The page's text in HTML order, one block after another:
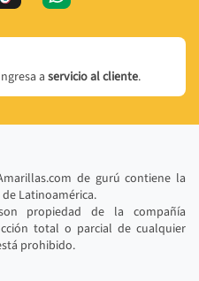
aservicio al cliente.
de gurú contiene la
Latinoamérica.
propiedad de la compañía
total o parcial de cualquier
prohibido.